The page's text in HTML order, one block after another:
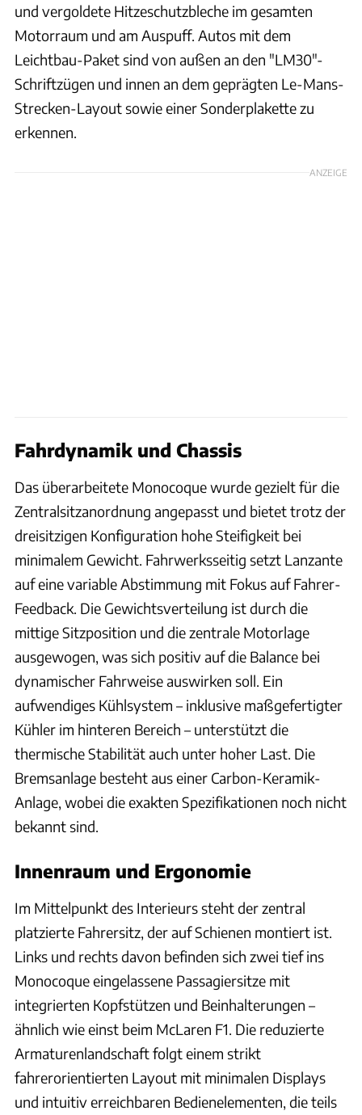
und vergoldete Hitzeschutzbleche im gesamten
Motorraum und am Auspuff. Autos mit dem
Leichtbau-Paket sind von außen an den "LM30"-
Schriftzügen und innen an dem geprägten Le-Mans-
Strecken-Layout sowie einer Sonderplakette zu
erkennen.
ANZEIGE
Fahrdynamik und Chassis
Das überarbeitete Monocoque wurde gezielt für die
Zentralsitzanordnung angepasst und bietet trotz der
dreisitzigen Konfiguration hohe Steifigkeit bei
minimalem Gewicht. Fahrwerksseitig setzt Lanzante
auf eine variable Abstimmung mit Fokus auf Fahrer-
Feedback. Die Gewichtsverteilung ist durch die
mittige Sitzposition und die zentrale Motorlage
ausgewogen, was sich positiv auf die Balance bei
dynamischer Fahrweise auswirken soll. Ein
aufwendiges Kühlsystem – inklusive maßgefertigter
Kühler im hinteren Bereich – unterstützt die
thermische Stabilität auch unter hoher Last. Die
Bremsanlage besteht aus einer Carbon-Keramik-
Anlage, wobei die exakten Spezifikationen noch nicht
bekannt sind.
Innenraum und Ergonomie
Im Mittelpunkt des Interieurs steht der zentral
platzierte Fahrersitz, der auf Schienen montiert ist.
Links und rechts davon befinden sich zwei tief ins
Monocoque eingelassene Passagiersitze mit
integrierten Kopfstützen und Beinhalterungen –
ähnlich wie einst beim McLaren F1. Die reduzierte
Armaturenlandschaft folgt einem strikt
fahrerorientierten Layout mit minimalen Displays
und intuitiv erreichbaren Bedienelementen, die teils